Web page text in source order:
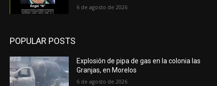
6 de agosto de 2026
POPULAR POSTS
Explosión de pipa de gas en la colonia las
Granjas, en Morelos
6 de agosto de 2026